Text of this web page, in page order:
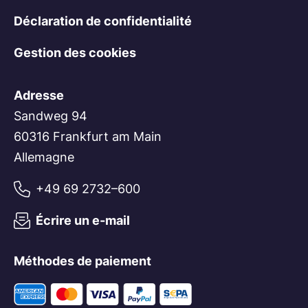
Déclaration de confidentialité
Gestion des cookies
Adresse
Sandweg 94
60316 Frankfurt am Main
Allemagne
+49 69 2732–600
Écrire un e-mail
Méthodes de paiement